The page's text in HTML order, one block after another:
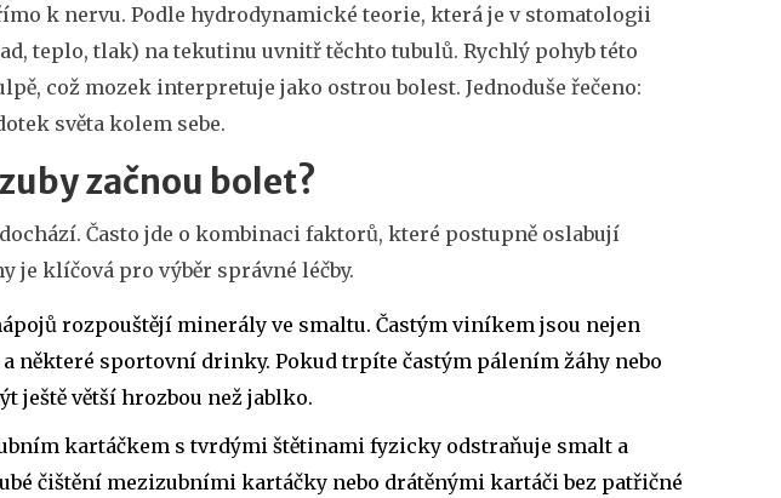
k nervu. Podle hydrodynamické teorie, která je v stomatologii
teplo, tlak) na tekutinu uvnitř těchto tubulů. Rychlý pohyb této
což mozek interpretuje jako ostrou bolest. Jednoduše řečeno:
světa kolem sebe.
začnou bolet?
Často jde o kombinaci faktorů, které postupně oslabují
je klíčová pro výběr správné léčby.
rozpouštějí minerály ve smaltu. Častým viníkem jsou nejen
některé sportovní drinky. Pokud trpíte častým pálením žáhy nebo
ještě větší hrozbou než jablko.
kartáčkem s tvrdými štětinami fyzicky odstraňuje smalt a
čištění mezizubními kartáčky nebo drátěnými kartáči bez patřičné